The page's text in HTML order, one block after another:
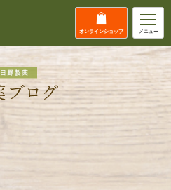
オンラインショップ メニュー